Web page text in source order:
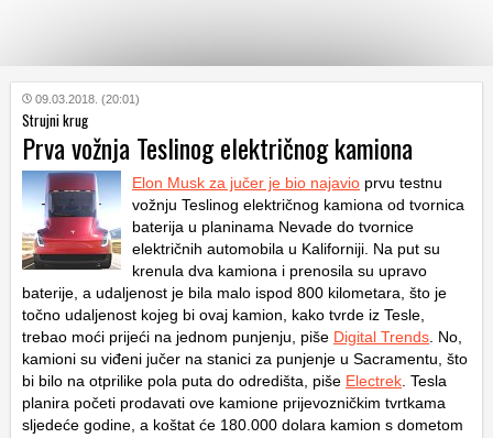
KATEGORIJE
HRVATSKI
WEB
09.03.2018. (20:01)
Strujni krug
Prva vožnja Teslinog električnog kamiona
Elon Musk za jučer je bio najavio prvu testnu
vožnju Teslinog električnog kamiona od tvornica
baterija u planinama Nevade do tvornice
električnih automobila u Kaliforniji. Na put su
krenula dva kamiona i prenosila su upravo
baterije, a udaljenost je bila malo ispod 800 kilometara, što je
točno udaljenost kojeg bi ovaj kamion, kako tvrde iz Tesle,
trebao moći prijeći na jednom punjenju, piše Digital Trends . No,
kamioni su viđeni jučer na stanici za punjenje u Sacramentu, što
bi bilo na otprilike pola puta do odredišta, piše Electrek . Tesla
planira početi prodavati ove kamione prijevozničkim tvrtkama
sljedeće godine, a koštat će 180.000 dolara kamion s dometom